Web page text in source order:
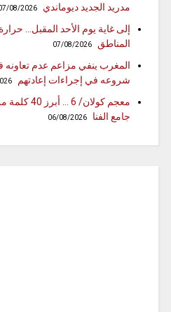
مدريد الجديد ديوماندي
08/2026
إلى غاية يوم الأحد المقبل…
المناطق
07/08/2026
المغرب ينفي مزاعم عدم
شروعه في إجراءات إعادتهم
معجم
جامع الفنا
06/08/2026